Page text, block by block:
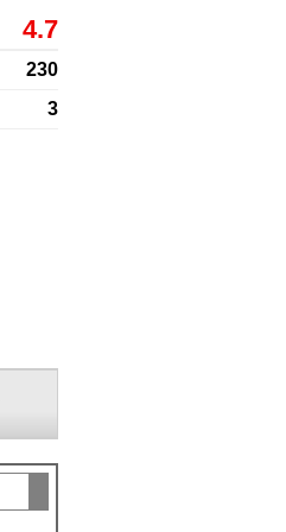
4.7
230
3